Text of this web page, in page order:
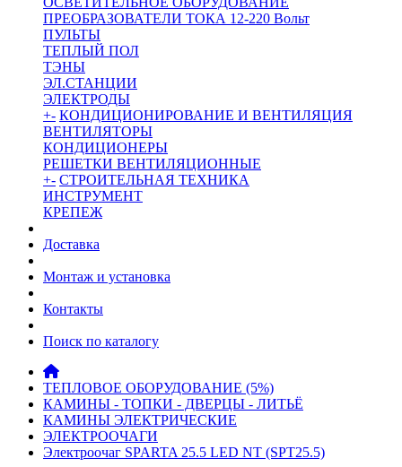
ПРЕОБРАЗОВАТЕЛИ ТОКА 12-220 Вольт
ПУЛЬТЫ
ТЕПЛЫЙ ПОЛ
ТЭНЫ
ЭЛ.СТАНЦИИ
ЭЛЕКТРОДЫ
+- КОНДИЦИОНИРОВАНИЕ И ВЕНТИЛЯЦИЯ
ВЕНТИЛЯТОРЫ
КОНДИЦИОНЕРЫ
РЕШЕТКИ ВЕНТИЛЯЦИОННЫЕ
+- СТРОИТЕЛЬНАЯ ТЕХНИКА
ИНСТРУМЕНТ
КРЕПЕЖ
Доставка
Монтаж и установка
Контакты
Поиск по каталогу
ТЕПЛОВОЕ ОБОРУДОВАНИЕ (5%)
КАМИНЫ - ТОПКИ - ДВЕРЦЫ - ЛИТЬЁ
КАМИНЫ ЭЛЕКТРИЧЕСКИЕ
ЭЛЕКТРООЧАГИ
Электроочаг SPARTA 25.5 LED NT (SPT25.5)